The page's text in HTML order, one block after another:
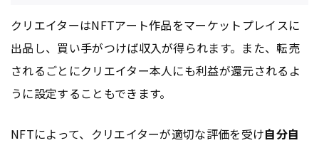
クリエイターはNFTアート作品をマーケットプレイスに
出品し、買い手がつけば収入が得られます。また、転売
されるごとにクリエイター本人にも利益が還元されるよ
うに設定することもできます。
NFTによって、クリエイターが適切な評価を受け自分自